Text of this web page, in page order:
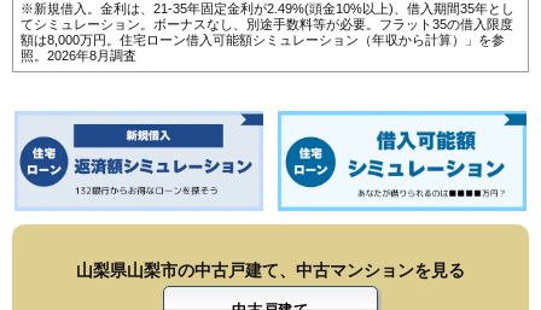
※新規借入。金利は、21-35年固定金利が2.49%(頭金10%以上)、借入期間35年とし
てシミュレーション。ボーナスなし、別途手数料等が必要。フラット35の借入限度
額は8,000万円。 住宅ローン借入可能額シミュレーション（年収から計算）
」を参
照。2026年8月調査
山梨県山梨市の中古戸建て、中古マンションを見る